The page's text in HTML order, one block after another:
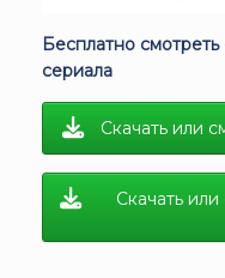
Бесплатно
сериала
Скачать или
Скачать